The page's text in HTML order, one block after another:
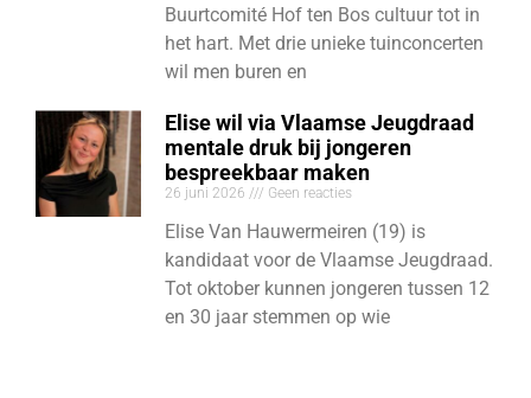
Buurtcomité Hof ten Bos cultuur tot in
het hart. Met drie unieke tuinconcerten
wil men buren en
Elise wil via Vlaamse Jeugdraad
mentale druk bij jongeren
bespreekbaar maken
26 juni 2026 Geen reacties
Elise Van Hauwermeiren (19) is
kandidaat voor de Vlaamse Jeugdraad.
Tot oktober kunnen jongeren tussen 12
en 30 jaar stemmen op wie